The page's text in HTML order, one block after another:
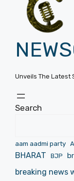
Unveils The Latest
Search
aam aadmi party
BHARAT BJP
breaking news